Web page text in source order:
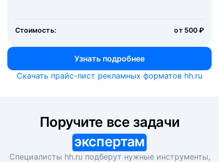
Стоимость: от 500 ₽
Узнать подробнее
Скачать прайс-лист рекламных форматов hh.ru
экспертам
Специалисты hh.ru подберут нужные инструменты,